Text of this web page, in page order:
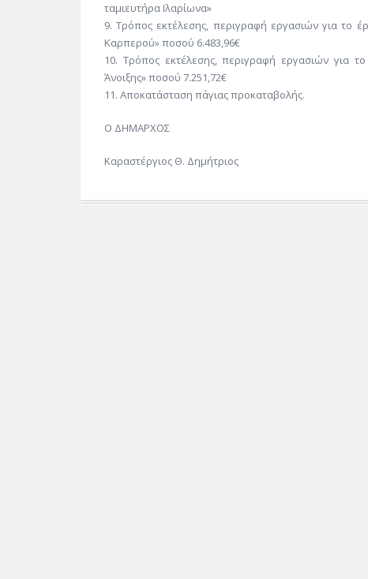
ταμιευτήρα Ιλαρίωνα»
9. Τρόπος εκτέλεσης, περιγραφή εργασιών για το
Καρπερού» ποσού 6.483,96€
10. Τρόπος εκτέλεσης, περιγραφή εργασιών για
Άνοιξης» ποσού 7.251,72€
11. Αποκατάσταση πάγιας προκαταβολής.
Ο ΔΗΜΑΡΧΟΣ
Καραστέργιος Θ. Δημήτριος